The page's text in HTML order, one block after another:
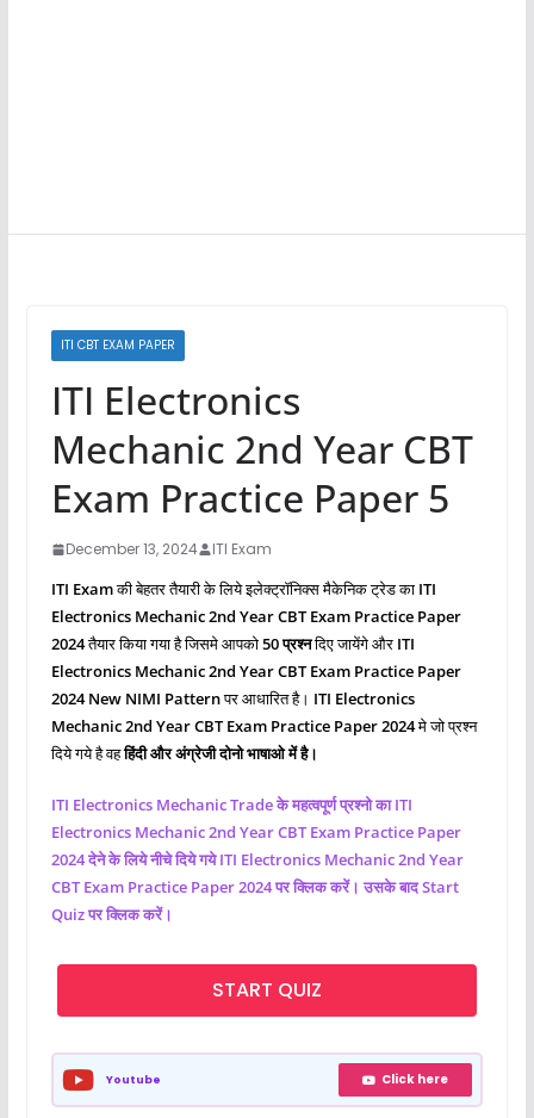
ITI CBT EXAM PAPER
ITI Electronics
Mechanic 2nd Year CBT
Exam Practice Paper 5
December 13, 2024 ITI Exam
ITI Examकी बेहतर तैयारी के लिये इलेक्ट्रॉनिक्स मैकेनिक ट्रेड का ITI
Electronics Mechanic 2nd Year CBT Exam Practice Paper
2024तैयार किया गया है जिसमे आपको50 प्रश्‍नदिए जायेंगे और ITI
Electronics Mechanic 2nd Year CBT Exam Practice Paper
2024 New NIMI Patternपर आधारित है। ITI Electronics
Mechanic 2nd Year CBT Exam Practice Paper 2024मे जो प्रश्‍न
दिये गये है वहहिंदी और अंग्रेजी दोनो भाषाओ में है।
ITI Electronics Mechanic Trade के महत्वपूर्ण प्रश्नो का ITI
Electronics Mechanic 2nd Year CBT Exam Practice Paper
2024 देने के लिये नीचे दिये गये ITI Electronics Mechanic 2nd Year
CBT Exam Practice Paper 2024 पर क्लिक करें। उसके बाद Start
Quiz पर क्लिक करें।
START QUIZ
Youtube Click here